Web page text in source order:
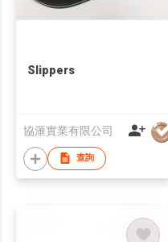
Slippers
協滙實業有限公司
查詢